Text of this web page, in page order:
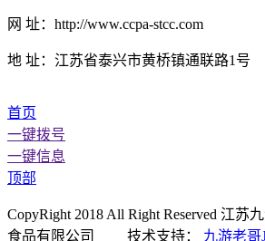
网 址：http://www.ccpa-stcc.com
地 址：江苏省泰兴市黄桥镇通联路1号
首页
一键拨号
一键信息
顶部
CopyRight 2018 All Right Reserved 江苏
食品有限公司 技术支持： 九游老哥